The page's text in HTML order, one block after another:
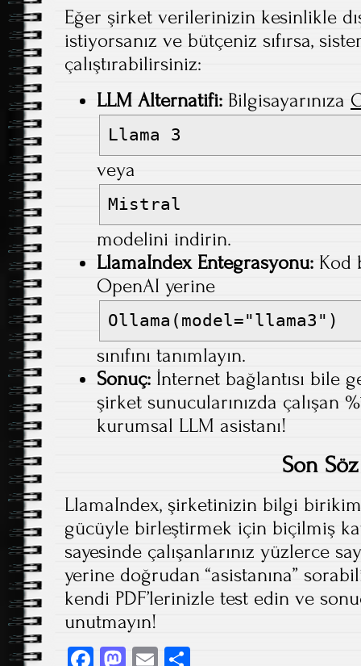
Eğer şirket verilerinizin kesinlikle
istiyorsanız ve bütçeniz sıfırsa,
çalıştırabilirsiniz:
LLM Alternatifi: Bilgisayarınıza
Llama 3
veya
Mistral
modelini indirin.
LlamaIndex Entegrasyonu: Kod
OpenAI yerine
Ollama(model="llama3")
sınıfını tanımlayın.
Sonuç: İnternet bağlantısı bile
şirket sunucularınızda çalışan
kurumsal LLM asistanı!
Son Söz
LlamaIndex, şirketinizin bilgi
gücüyle birleştirmek için biçilmiş
sayesinde çalışanlarınız yüzlerce
yerine doğrudan “asistanına”
kendi PDF’lerinizle test edin ve
unutmayın!
Fa
M
E